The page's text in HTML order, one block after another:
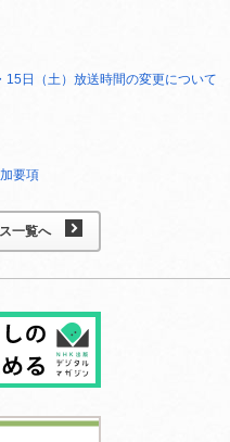
15日（土）放送時間の変更について
要項
一覧へ